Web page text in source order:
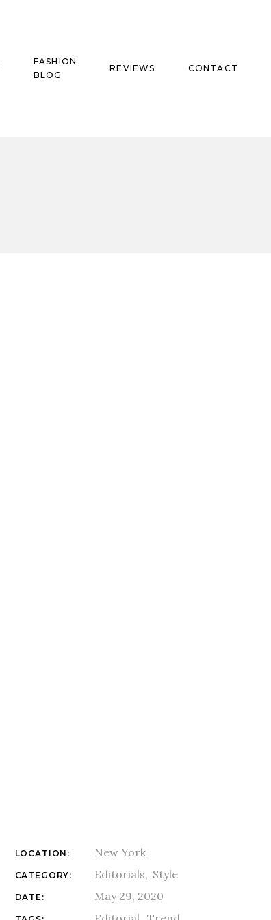
FASHION
BLOG
REVIEWS CONTACT
LOCATION: New York
CATEGORY: Editorials Style
DATE: May 29, 2020